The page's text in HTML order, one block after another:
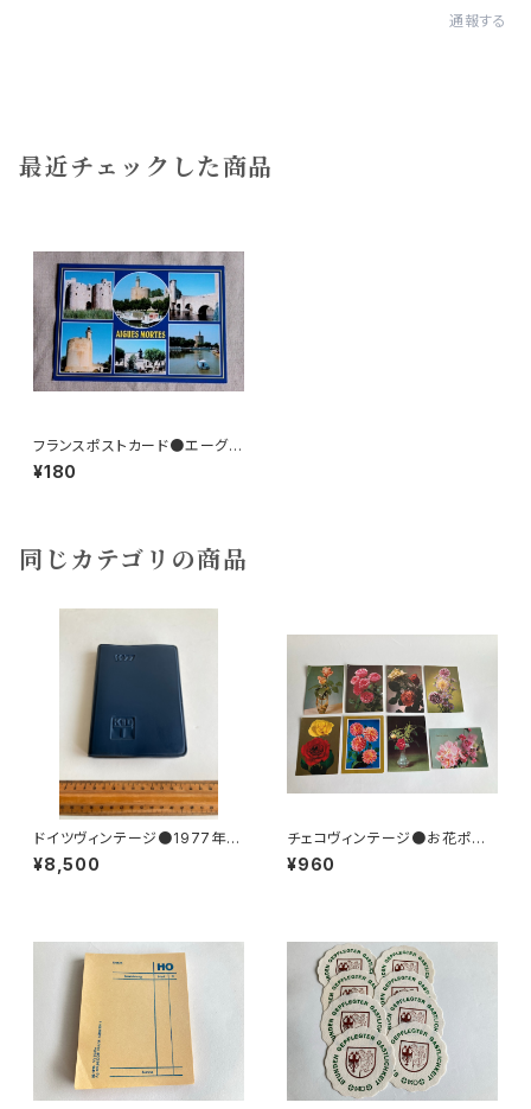
通報する
最近チェックした商品
フランスポストカード●エーグモ
ルト
¥180
同じカテゴリの商品
ドイツヴィンテージ●1977年ポ
ケットカレンダーKDT手帳未使
用DDR
¥8,500
チェコヴィンテージ●お花ポスト
カード8枚組
¥960